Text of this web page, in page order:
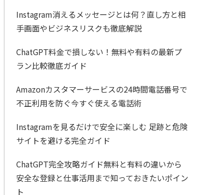
Instagram消えるメッセージとは何？直し方と相
手画面やビジネスリスクも徹底解説
ChatGPT料金で損しない！無料や有料の最新プ
ラン比較徹底ガイド
Amazonカスタマーサービスの24時間電話番号で
不正利用を防ぐ今すぐ使える電話術
Instagramを見るだけで安全に楽しむ 足跡と危険
サイトを避ける完全ガイド
ChatGPT完全攻略ガイド無料と有料の違いから
安全な登録と仕事活用まで知っておきたいポイン
ト